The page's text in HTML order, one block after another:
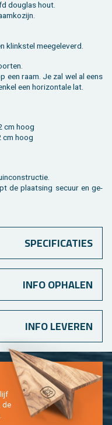
dou­g­las hout.
klink­stel mee­ge­le­verd.
een raam. Je zal wel al eens
een ho­ri­zon­ta­le lat.
cm hoog
cm hoog
de plaat­sing se­cuur en ge­
SPECIFICATIES
INFO OPHALEN
INFO LEVEREN
de